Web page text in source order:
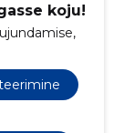
koju!